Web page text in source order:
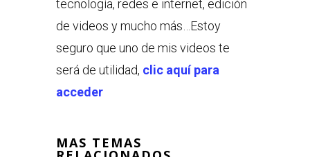
tecnología, redes e internet, edición
de videos y mucho más…Estoy
seguro que uno de mis videos te
será de utilidad, clic aquí para
acceder
MAS TEMAS